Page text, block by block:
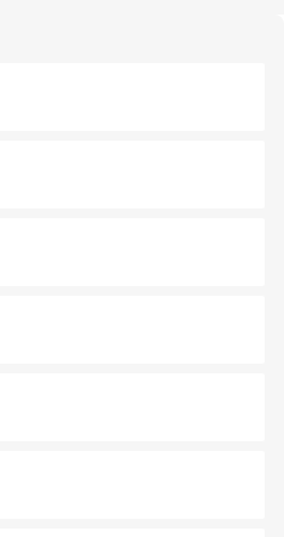
の風情を楽しめる外せないスポット